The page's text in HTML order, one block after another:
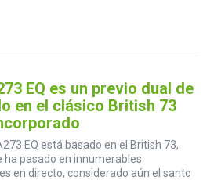
EQ es un previo dual de
en el clásico British 73
EQ está basado en el British 73,
ha pasado en innumerables
en directo, considerado aún el santo